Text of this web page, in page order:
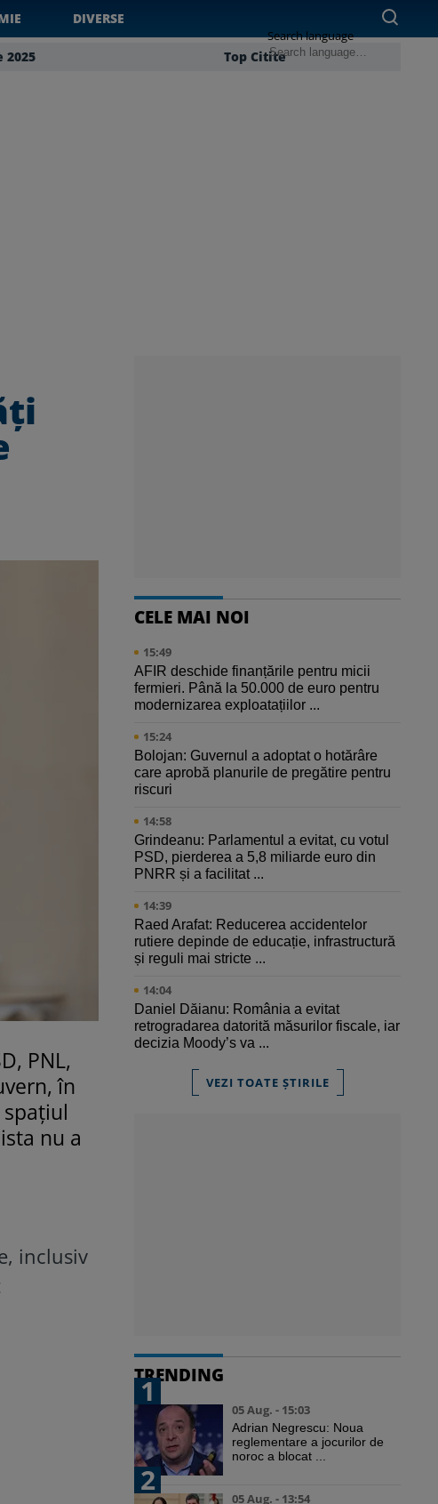
DIVERSE
Top Citite
Search language
PNL,
în
nu a
inclusiv
CELE MAI NOI
15:49
AFIR deschide finanțările pentru micii
fermieri. Până la 50.000 de euro pentru
modernizarea exploatațiilor ...
15:24
Bolojan: Guvernul a adoptat o hotărâre
care aprobă planurile de pregătire pentru
riscuri
14:58
Grindeanu: Parlamentul a evitat, cu votul
PSD, pierderea a 5,8 miliarde euro din
PNRR și a facilitat ...
14:39
Raed Arafat: Reducerea accidentelor
rutiere depinde de educație, infrastructură
și reguli mai stricte ...
14:04
Daniel Dăianu: România a evitat
retrogradarea datorită măsurilor fiscale, iar
decizia Moody’s va ...
VEZI TOATE ȘTIRILE
TRENDING
1
05 Aug. - 15:03
Adrian Negrescu: Noua
reglementare a jocurilor de
noroc a blocat ...
2
05 Aug. - 13:54